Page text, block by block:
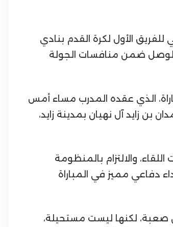
للفريق الأول لكرة القدم بنادي
الوصل ضمن منافسات الجولة
الذي عقده المدرب مساء أمس
بن زايد آل نهيان بمدينة زايد،
والالتزام بالمنظومة
دفاعي مميز في المباراة
لكنها ليست مستحيلة،